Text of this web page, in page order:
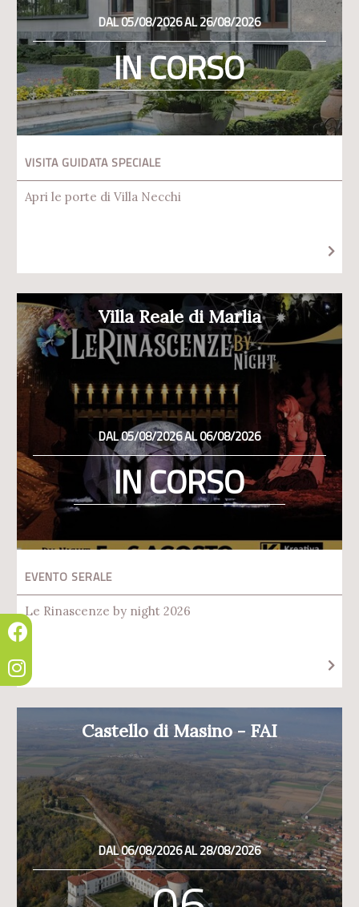
DAL 05/08/2026 AL 26/08/2026
IN CORSO
VISITA GUIDATA SPECIALE
Apri le porte di Villa Necchi
Villa Reale di Marlia
DAL 05/08/2026 AL 06/08/2026
IN CORSO
EVENTO SERALE
Le Rinascenze by night 2026
Castello di Masino - FAI
DAL 06/08/2026 AL 28/08/2026